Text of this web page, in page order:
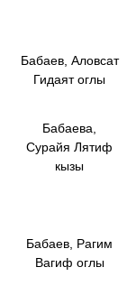
Бабаев, Аловсат
Гидаят оглы
Бабаева,
Сурайя Лятиф
кызы
Бабаев, Рагим
Вагиф оглы